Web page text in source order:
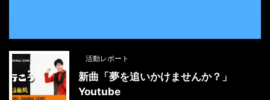
活動レポート
新曲「夢を追いかけませんか？」
Youtube